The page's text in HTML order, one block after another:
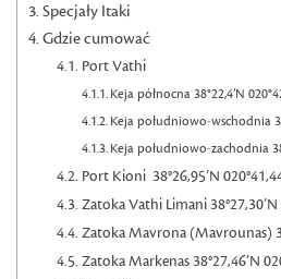
Specjały Itaki
Gdzie cumować
Port Vathi
Keja północna 38°22,4’N
Keja południowo-wschodnia
Keja południowo-zachodnia
Port Kioni 38°26,95’N
Zatoka Vathi Limani 38°27,30’N
Zatoka Mavrona (Mavrounas)
Zatoka Markenas 38°27,46’N